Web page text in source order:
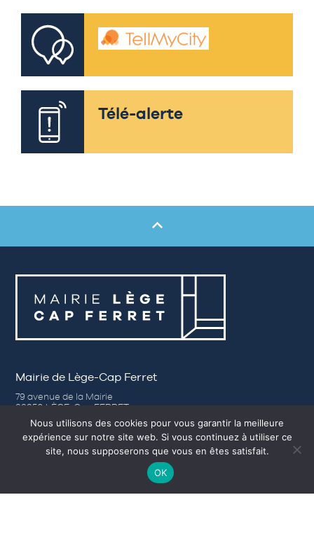
Télé-alerte
Mairie de Lège-Cap Ferret
79 avenue de la Mairie
33950 LÈGE-Cap FERRET
Tél. 05 56 03 84 00
Nous contacter
– Du lundi au jeudi de 8h30 à 12h30 et de 14h00 à 17h30
Nous utilisons des cookies pour vous garantir la meilleure
expérience sur notre site web. Si vous continuez à utiliser ce
site, nous supposerons que vous en êtes satisfait.
OK